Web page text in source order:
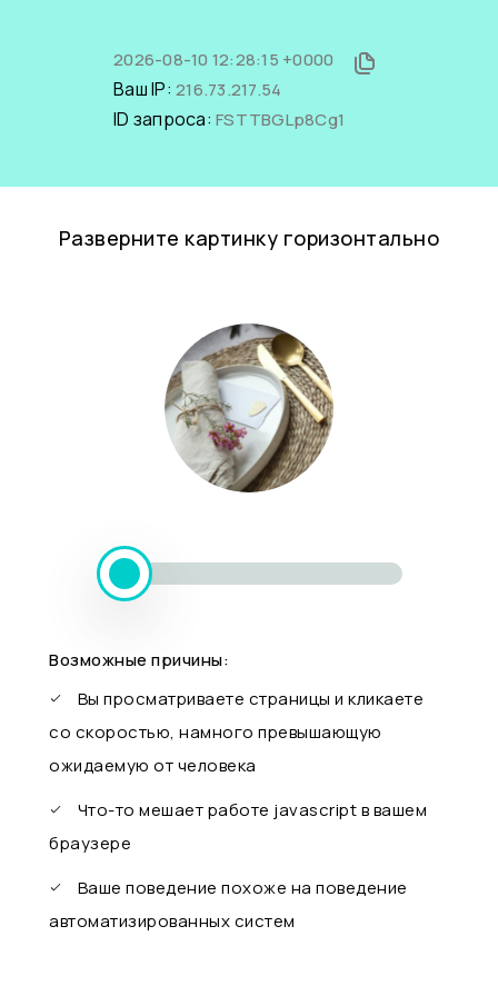
2026-08-10 12:28:15 +0000
Ваш IP: 216.73.217.54
ID запроса: FSTTBGLp8Cg1
Разверните картинку горизонтально
Возможные причины:
Вы просматриваете страницы и кликаете
со скоростью, намного превышающую
ожидаемую от человека
Что-то мешает работе javascript в вашем
браузере
Ваше поведение похоже на поведение
автоматизированных систем